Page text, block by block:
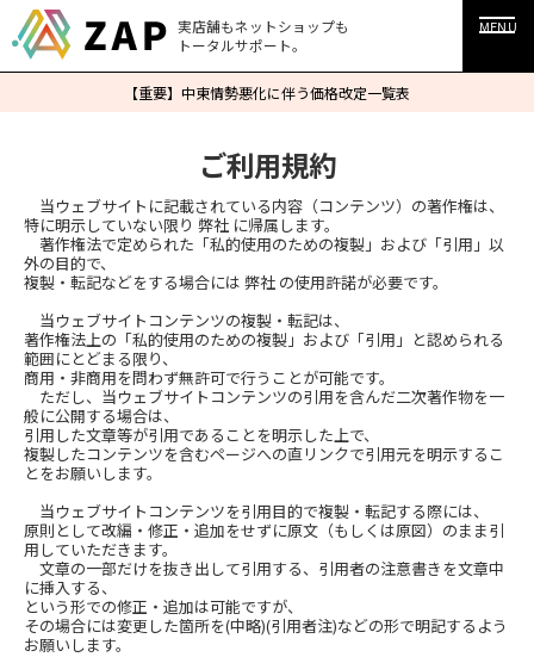
実店舗もネットショップも
トータルサポート。
MENU
【重要】中東情勢悪化に伴う価格改定一覧表
ご利用規約
当ウェブサイトに記載されている内容（コンテンツ）の著作権は、
特に明示していない限り 弊社 に帰属します。
著作権法で定められた「私的使用のための複製」および「引用」以
外の目的で、
複製・転記などをする場合には 弊社 の使用許諾が必要です。
当ウェブサイトコンテンツの複製・転記は、
著作権法上の「私的使用のための複製」および「引用」と認められる
範囲にとどまる限り、
商用・非商用を問わず無許可で行うことが可能です。
ただし、当ウェブサイトコンテンツの引用を含んだ二次著作物を一
般に公開する場合は、
引用した文章等が引用であることを明示した上で、
複製したコンテンツを含むページへの直リンクで引用元を明示するこ
とをお願いします。
当ウェブサイトコンテンツを引用目的で複製・転記する際には、
原則として改編・修正・追加をせずに原文（もしくは原図）のまま引
用していただきます。
文章の一部だけを抜き出して引用する、引用者の注意書きを文章中
に挿入する、
という形での修正・追加は可能ですが、
その場合には変更した箇所を(中略)(引用者注)などの形で明記するよう
お願いします。